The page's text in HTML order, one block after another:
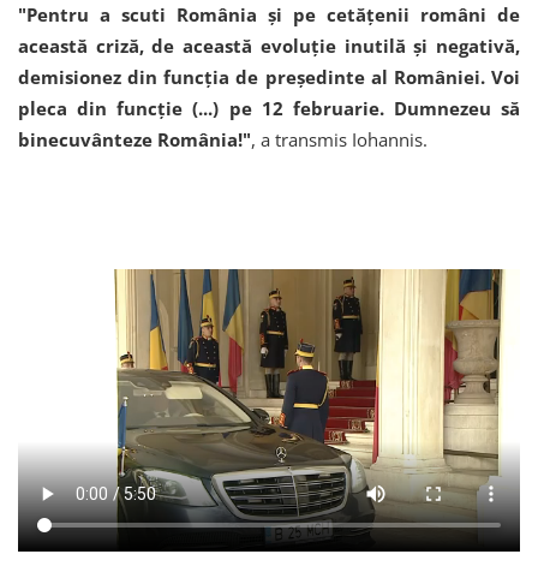
"Pentru a scuti România şi pe cetăţenii români de
această criză, de această evoluţie inutilă şi negativă,
demisionez din funcţia de preşedinte al României. Voi
pleca din funcţie (...) pe 12 februarie. Dumnezeu să
binecuvânteze România!", a transmis Iohannis.